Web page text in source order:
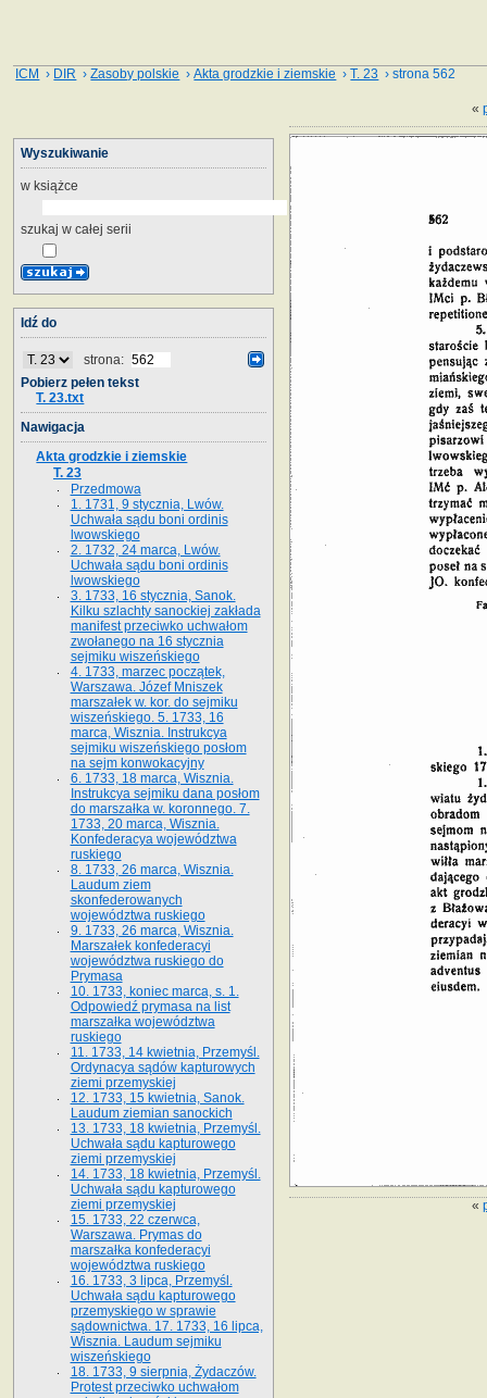
ICM › DIR ›Zasoby polskie ›Akta grodzkie i ziemskie ›T. 23 › strona 562
«
«
Wyszukiwanie
w książce
szukaj w całej serii
Idź do
strona:
Pobierz pełen tekst
T. 23.txt
Nawigacja
Akta grodzkie i ziemskie
T. 23
Przedmowa
1. 1731, 9 stycznia, Lwów.
Uchwała sądu boni ordinis
lwowskiego
2. 1732, 24 marca, Lwów.
Uchwała sądu boni ordinis
lwowskiego
3. 1733, 16 stycznia, Sanok.
Kilku szlachty sanockiej zakłada
manifest przeciwko uchwałom
zwołanego na 16 stycz­nia
sejmiku wiszeńskiego
4. 1733, marzec początek,
Warszawa. Józef Mniszek
marszałek w. kor. do sejmiku
wiszeńskiego. 5. 1733, 16
marca, Wisznia. Instrukcya
sejmiku wiszeńskiego posłom
na sejm konwokacyjny
6. 1733, 18 marca, Wisznia.
Instrukcya sejmiku dana posłom
do marszałka w. koronnego. 7.
1733, 20 marca, Wisznia.
Konfederacya województwa
ruskiego
8. 1733, 26 marca, Wisznia.
Laudum ziem
skonfederowanych
województwa ruskiego
9. 1733, 26 marca, Wisznia.
Marszałek konfederacyi
województwa ruskiego do
Prymasa
10. 1733, koniec marca, s. 1.
Odpowiedź prymasa na list
marszałka województwa
ruskiego
11. 1733, 14 kwietnia, Przemyśl.
Ordynacya sądów kapturowych
ziemi przemyskiej
12. 1733, 15 kwietnia, Sanok.
Laudum ziemian sanockich
13. 1733, 18 kwietnia, Przemyśl.
Uchwała sądu kapturowego
ziemi przemyskiej
14. 1733, 18 kwietnia, Przemyśl.
Uchwała sądu kapturowego
ziemi przemyskiej
15. 1733, 22 czerwca,
Warszawa. Prymas do
marszałka konfederacyi
województwa ruskiego
16. 1733, 3 lipca, Przemyśl.
Uchwała sądu kapturowego
przemyskiego w sprawie
sądownictwa. 17. 1733, 16 lipca,
Wisznia. Laudum sejmiku
wiszeńskiego
18. 1733, 9 sierpnia, Żydaczów.
Protest przeciwko uchwałom